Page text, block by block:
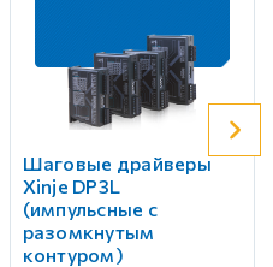
Шаговые драйверы
Xinje DP3L
(импульсные с
разомкнутым
контуром)